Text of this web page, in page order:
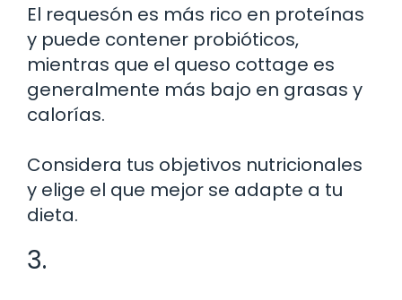
El requesón es más rico en proteínas
y puede contener probióticos,
mientras que el queso cottage es
generalmente más bajo en grasas y
calorías.
Considera tus objetivos nutricionales
y elige el que mejor se adapte a tu
dieta.
3.